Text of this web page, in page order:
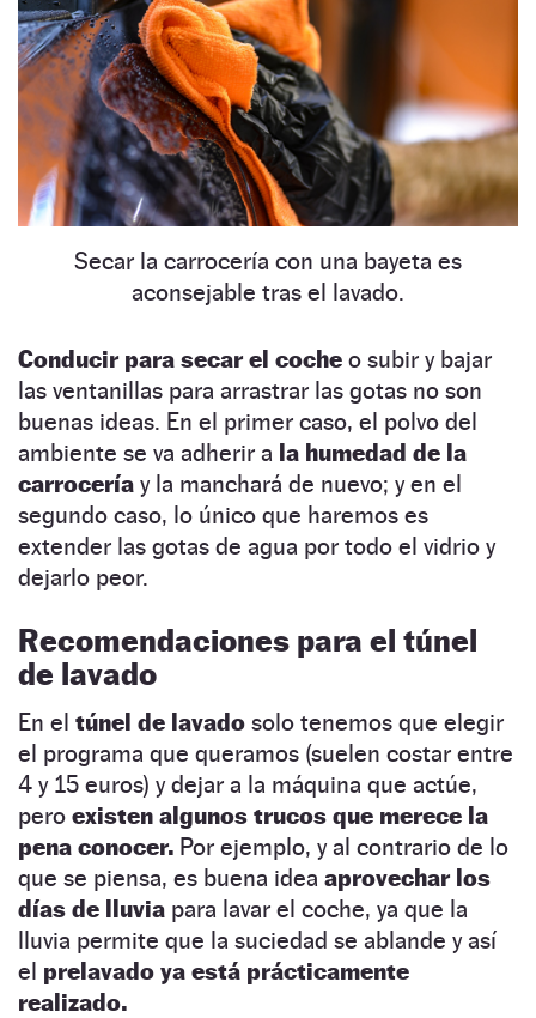
Secar la carrocería con una bayeta es
aconsejable tras el lavado.
Conducir para secar el coche o subir y bajar
las ventanillas para arrastrar las gotas no son
buenas ideas. En el primer caso, el polvo del
ambiente se va adherir a la humedad de la
carrocería y la manchará de nuevo; y en el
segundo caso, lo único que haremos es
extender las gotas de agua por todo el vidrio y
dejarlo peor.
Recomendaciones para el túnel
de lavado
En el túnel de lavado solo tenemos que elegir
el programa que queramos (suelen costar entre
4 y 15 euros) y dejar a la máquina que actúe,
pero existen algunos trucos que merece la
pena conocer. Por ejemplo, y al contrario de lo
que se piensa, es buena idea aprovechar los
días de lluvia para lavar el coche, ya que la
lluvia permite que la suciedad se ablande y así
el prelavado ya está prácticamente
realizado.